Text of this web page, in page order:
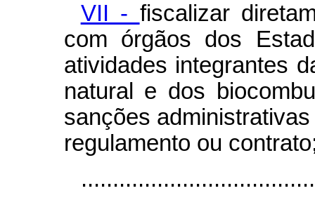
VII - fiscalizar
com órgãos dos
atividades integrantes
natural e dos
sanções
regulamento ou